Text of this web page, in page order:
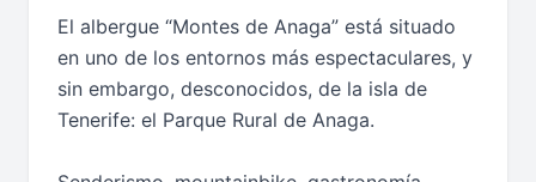
El albergue “Montes de Anaga” está situado
en uno de los entornos más espectaculares, y
sin embargo, desconocidos, de la isla de
Tenerife: el Parque Rural de Anaga.